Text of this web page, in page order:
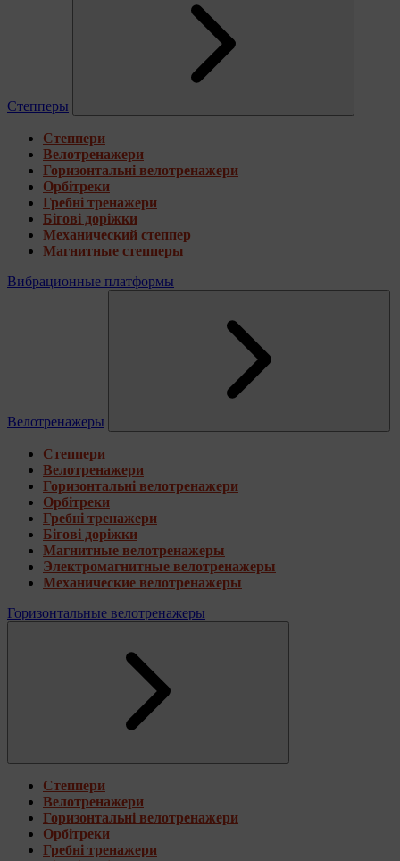
Степперы
Степпери
Велотренажери
Горизонтальні велотренажери
Орбітреки
Гребні тренажери
Бігові доріжки
Механический степпер
Магнитные степперы
Вибрационные платформы
Велотренажеры
Степпери
Велотренажери
Горизонтальні велотренажери
Орбітреки
Гребні тренажери
Бігові доріжки
Магнитные велотренажеры
Электромагнитные велотренажеры
Механические велотренажеры
Горизонтальные велотренажеры
Степпери
Велотренажери
Горизонтальні велотренажери
Орбітреки
Гребні тренажери